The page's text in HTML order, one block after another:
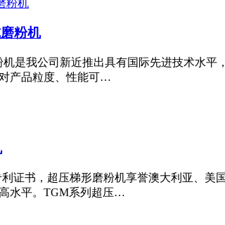
粉机
是我公司新近推出具有国际先进技术水
产品粒度、性能可…
证书，超压梯形磨粉机享誉澳大利亚、
水平。TGM系列超压…